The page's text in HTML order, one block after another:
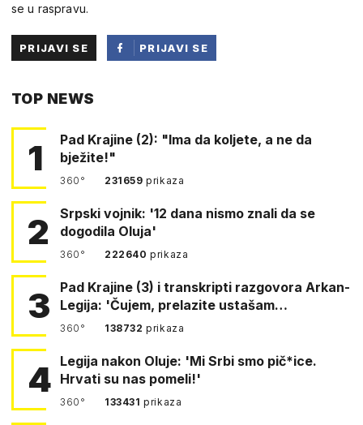
se u raspravu.
PRIJAVI SE
PRIJAVI SE
TOP NEWS
1
Pad Krajine (2): "Ima da koljete, a ne da
bježite!"
360° 231659prikaza
2
Srpski vojnik: '12 dana nismo znali da se
dogodila Oluja'
360° 222640prikaza
3
Pad Krajine (3) i transkripti razgovora Arkan-
Legija: 'Čujem, prelazite ustašam…
360° 138732prikaza
4 Legija nakon Oluje: 'Mi Srbi smo pič*ice.
Hrvati su nas pomeli!'
360° 133431prikaza